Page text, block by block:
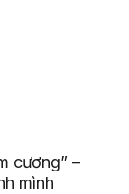
cương” –
mình